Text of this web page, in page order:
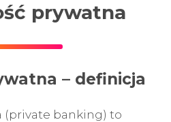
prywatna
– definicja
(private banking) to